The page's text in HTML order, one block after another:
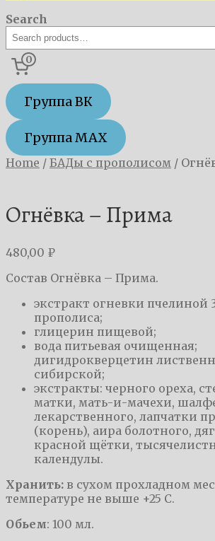
Search
0
Группа ВК
Группа MAX
Home / БАДы с прополисом /
Огнёвка – Прима
480,00 ₽
Состав Огнёвка – Прима.
экстракт огневки пчелиной
прополиса;
глицерин пищевой;
вода питьевая очищенная;
дигидрокверцетин
сибирской;
экстракты: черного ореха,
матки, мать-и-мачехи,
лекарственного, лапчатки
(корень), аира болотного,
красной щётки,
календулы.
Хранить: в сухом прохладном
температуре не выше +25 С.
Обьем: 100 мл.